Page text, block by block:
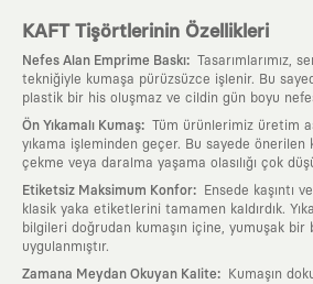
KAFT Tişörtlerinin Özellikleri
Nefes Alan Emprime Baskı: Tasarımlarımız,
tekniğiyle kumaşa pürüzsüzce işlenir. Bu
plastik bir his oluşmaz ve cildin gün boyu
Ön Yıkamalı Kumaş: Tüm ürünlerimiz üretim
yıkama işleminden geçer. Bu sayede önerilen
çekme veya daralma yaşama olasılığı çok
Etiketsiz Maksimum Konfor:
Ensede kaşıntı
klasik yaka etiketlerini tamamen kaldırdık.
bilgileri doğrudan kumaşın içine, yumuşak bir
uygulanmıştır.
Zamana Meydan Okuyan Kalite:
Kumaşın